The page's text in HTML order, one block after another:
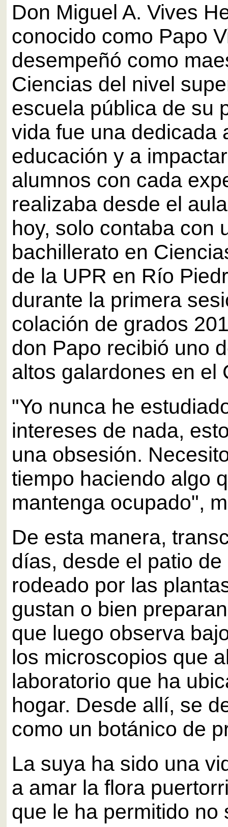
Don Miguel A. Vives
conocido como Papo
desempeñó como
Ciencias del nivel
escuela pública de su
vida fue una dedicada
educación y a
alumnos con cada
realizaba desde el
hoy, solo contaba con
bachillerato en
de la UPR en Río
durante la primera
colación de grados
don Papo recibió uno
altos galardones en el
"Yo nunca he
intereses de nada,
una obsesión.
tiempo haciendo algo
mantenga ocupado",
De esta manera,
días, desde el patio
rodeado por las
gustan o bien
que luego observa
los microscopios que
laboratorio que ha
hogar. Desde allí, se
como un botánico de
La suya ha sido una
a amar la flora
que le ha permitido no